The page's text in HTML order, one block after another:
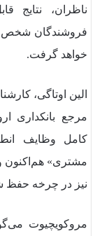
ناظران، نتایج
فروشندگان شخص
خواهد گرفت.
الین اوتاگی،
مرجع بانکداری
کامل وظایف
مشتری» هم‌اکنون
نیز در چرخه حفظ
مروکویچیوت